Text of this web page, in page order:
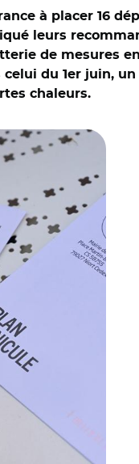
à placer 16
leurs
de mesures
du 1er juin,
chaleurs.